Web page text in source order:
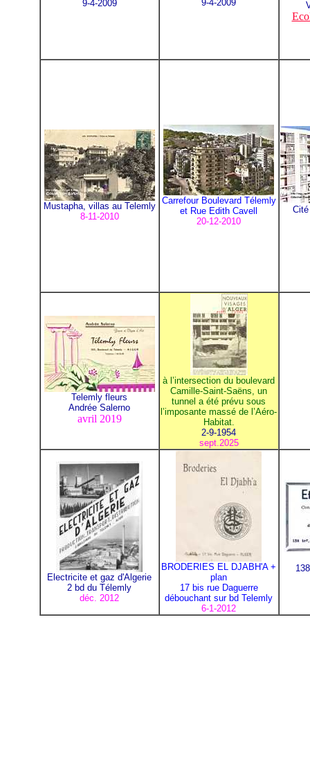
9-4-2009
9-4-2009
Mustapha, villas au Telemly
8-11-2010
Carrefour Boulevard Télemly
et Rue Edith Cavell
20-12-2010
Telemly fleurs
Andrée Salerno
avril 2019
à l’intersection du boulevard
Camille-Saint-Saëns, un
tunnel a été prévu sous
l’imposante massé de l’Aéro-
Habitat.
2-9-1954
sept.2025
Electricite et gaz d'Algerie
2 bd du Télemly
déc. 2012
BRODERIES EL DJABH'A+
plan
17 bis rue Daguerre
débouchant sur bd Telemly
6-1-2012